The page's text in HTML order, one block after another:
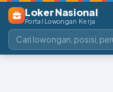
Loker Nasional
Portal Lowongan Kerja